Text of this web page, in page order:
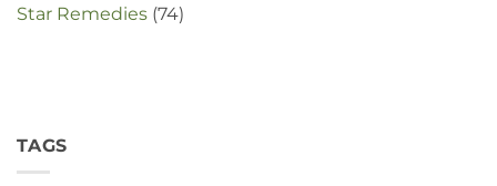
Star Remedies (74)
TAGS